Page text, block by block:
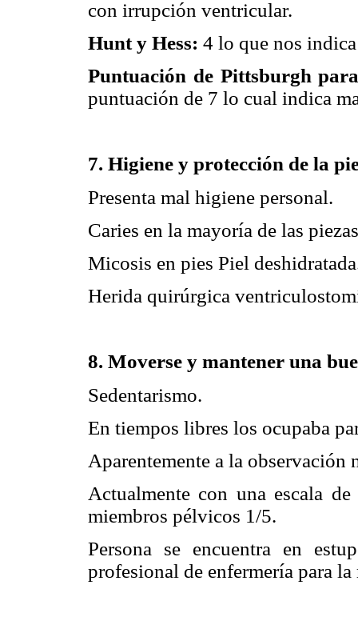
con irrupción ventricular.
Hunt y Hess: 4 lo que nos
Puntuación de Pittsburgh
puntuación de 7 lo cual indica
7. Higiene y protección de la
Presenta mal higiene personal.
Caries en la mayoría de las
Micosis en pies Piel
Herida quirúrgica
8. Moverse y mantener una
Sedentarismo.
En tiempos libres los ocupaba
Aparentemente a la
Actualmente con una escala
miembros pélvicos 1/5.
Persona se encuentra en
profesional de enfermería para